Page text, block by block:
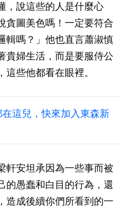
，說這些的人是什麼心
貪圖美色嗎！一定要符合
輯嗎？」他也直言蕭淑慎
貴婦生活，而是要服侍公
些他都看在眼裡。
這兒，快來加入東森新
軒安坦承因為一些事而被
的愚蠢和白目的行為，還
造成後續你們所看到的一